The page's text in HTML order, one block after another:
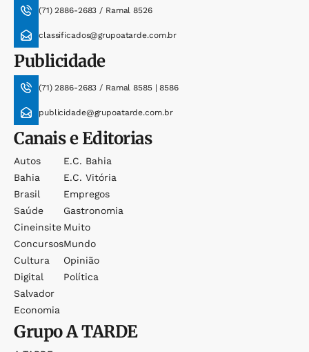
(71) 2886-2683 / Ramal 8526
classificados@grupoatarde.com.br
Publicidade
(71) 2886-2683 / Ramal 8585 | 8586
publicidade@grupoatarde.com.br
Canais e Editorias
Autos
Bahia
Brasil
Saúde
Cineinsite
Concursos
Cultura
Digital
Salvador
Economia
E.c. Bahia
E.c. Vitória
Empregos
Gastronomia
Muito
Mundo
Opinião
Política
GrupoA TARDE